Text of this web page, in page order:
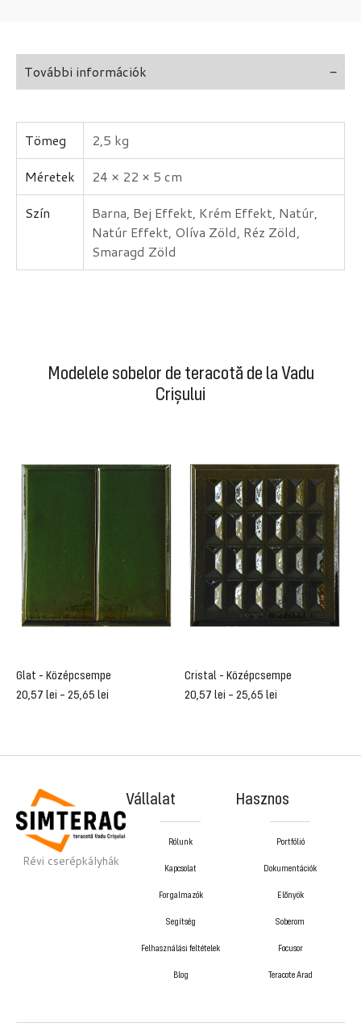
További információk
Tömeg
2,5 kg
Méretek
24 × 22 × 5 cm
Szín
Barna, Bej Effekt, Krém Effekt, Natúr,
Natúr Effekt, Olíva Zöld, Réz Zöld,
Smaragd Zöld
Modelele sobelor de teracotă de la Vadu
Crișului
Glat - Középcsempe
20,57 lei – 25,65 lei
Cristal - Középcsempe
20,57 lei – 25,65 lei
Révi cserépkályhák
Vállalat
Rólunk
Kapcsolat
Forgalmazók
Segítség
Felhasználási feltételek
Blog
Hasznos
Portfólió
Dokumentációk
Előnyök
Soberom
Focusor
Teracote Arad